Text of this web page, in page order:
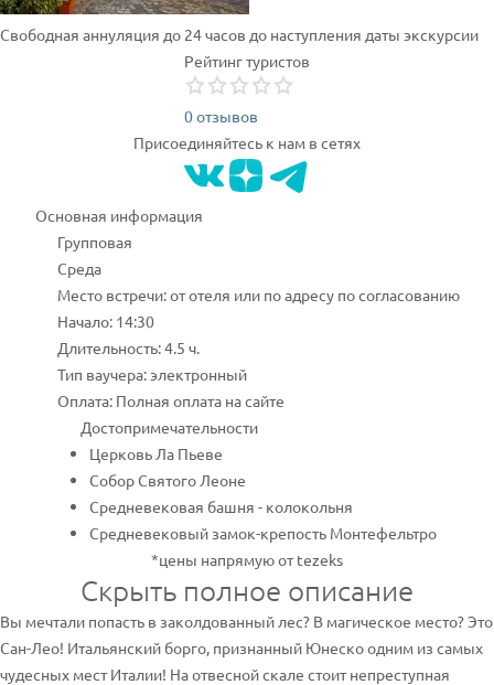
Свободная аннуляция до 24 часов до наступления даты экскурсии
Рейтинг туристов
0 отзывов
Присоединяйтесь к нам в сетях
Основная информация
Групповая
Среда
Место встречи: от отеля или по адресу по согласованию
Начало: 14:30
Длительность: 4.5 ч.
Тип ваучера: электронный
Оплата: Полная оплата на сайте
Достопримечательности
Церковь Ла Пьеве
Собор Святого Леоне
Средневековая башня - колокольня
Средневековый замок-крепость Монтефельтро
*цены напрямую от tezeks
Скрыть полное описание
Вы мечтали попасть в заколдованный лес? В магическое место? Это
Сан-Лео! Итальянский борго, признанный Юнеско одним из самых
чудесных мест Италии! На отвесной скале стоит непрeступная